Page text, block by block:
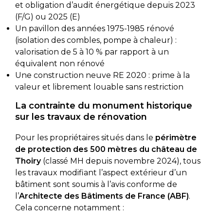
et obligation d’audit énergétique depuis 2023
(F/G) ou 2025 (E)
Un pavillon des années 1975-1985 rénové
(isolation des combles, pompe à chaleur) :
valorisation de 5 à 10 % par rapport à un
équivalent non rénové
Une construction neuve RE 2020 : prime à la
valeur et librement louable sans restriction
La contrainte du monument historique
sur les travaux de rénovation
Pour les propriétaires situés dans le périmètre
de protection des 500 mètres du château de
Thoiry(classé MH depuis novembre 2024), tous
les travaux modifiant l’aspect extérieur d’un
bâtiment sont soumis à l’avis conforme de
l’Architecte des Bâtiments de France (ABF).
Cela concerne notamment :